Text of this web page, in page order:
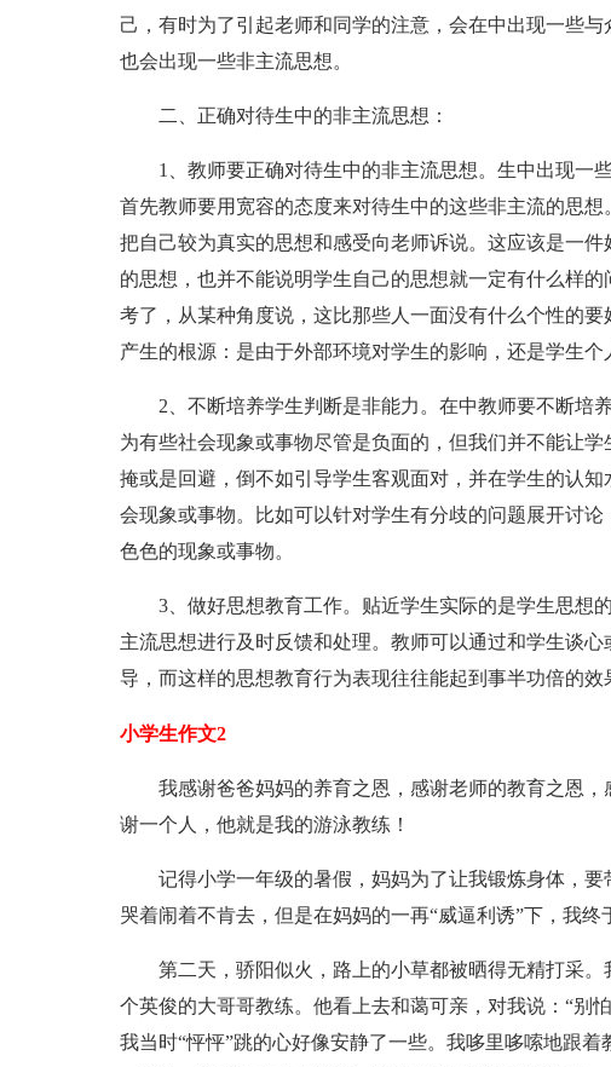
己，有时为了引起老师和同学的注意，会在中出现一些
也会出现一些非主流思想。
二、正确对待生中的非主流思想：
1、教师要正确对待生中的非主流思想。生中出现一
首先教师要用宽容的态度来对待生中的这些非主流的思
把自己较为真实的思想和感受向老师诉说。这应该是一
的思想，也并不能说明学生自己的思想就一定有什么样
考了，从某种角度说，这比那些人一面没有什么个性的
产生的根源：是由于外部环境对学生的影响，还是学生个
2、不断培养学生判断是非能力。在中教师要不断培
为有些社会现象或事物尽管是负面的，但我们并不能让
掩或是回避，倒不如引导学生客观面对，并在学生的认
会现象或事物。比如可以针对学生有分歧的问题展开讨
色色的现象或事物。
3、做好思想教育工作。贴近学生实际的是学生思想
主流思想进行及时反馈和处理。教师可以通过和学生谈
导，而这样的思想教育行为表现往往能起到事半功倍的效
小学生作文2
我感谢爸爸妈妈的养育之恩，感谢老师的教育之恩
谢一个人，他就是我的游泳教练！
记得小学一年级的暑假，妈妈为了让我锻炼身体，
哭着闹着不肯去，但是在妈妈的一再“威逼利诱”下，我终
第二天，骄阳似火，路上的小草都被晒得无精打采
个英俊的大哥哥教练。他看上去和蔼可亲，对我说：“别
我当时“怦怦”跳的心好像安静了一些。我哆里哆嗦地跟